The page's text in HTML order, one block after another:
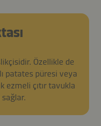
Özellikle de
patates püresi veya
ezmeli çıtır tavukla